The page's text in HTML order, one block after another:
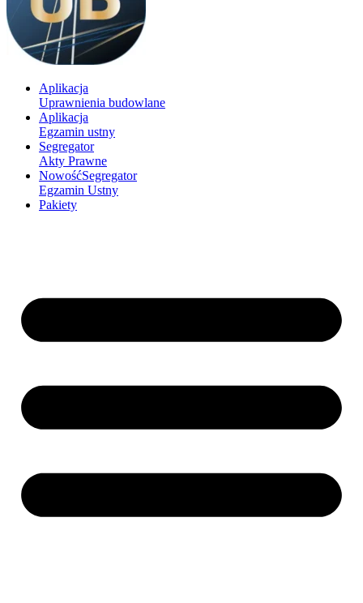
Aplikacja
Uprawnienia budowlane
Aplikacja
Egzamin ustny
Segregator
Akty Prawne
NowośćSegregator
Egzamin Ustny
Pakiety